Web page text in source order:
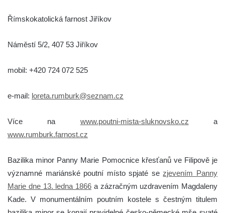
Římskokatolická farnost Jiříkov
Náměstí 5/2, 407 53 Jiříkov
mobil: +420 724 072 525
e-mail: loreta.rumburk@seznam.cz
Více na www.poutni-mista-sluknovsko.cz a
www.rumburk.farnost.cz
Bazilika minor Panny Marie Pomocnice křesťanů ve Filipově je
významné mariánské poutní místo spjaté sezjevením Panny
Marie dne 13. ledna 1866 a zázračným uzdravením Magdaleny
Kade. V monumentálním poutním kostele s čestným titulem